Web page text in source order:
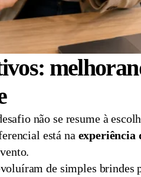
não se resume à
está na experiência
de simples brindes